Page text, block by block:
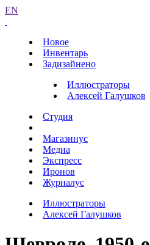
EN
Новое
Инвентарь
Задизайнено
Иллюстраторы
Алексей Галушков
Студия
Магазинус
Медиа
Экспресс
Иронов
Журналус
Иллюстраторы
Алексей Галушков